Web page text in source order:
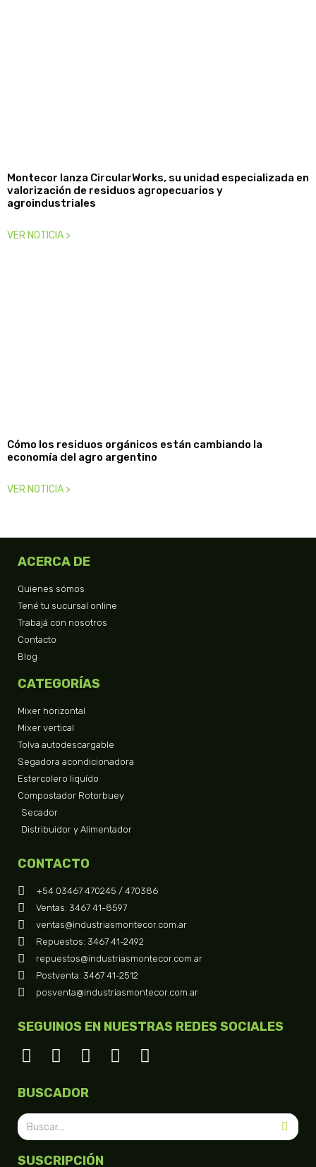
Montecor lanza CircularWorks, su unidad especializada en
valorización de residuos agropecuarios y
agroindustriales
VER NOTICIA >
Cómo los residuos orgánicos están cambiando la
economía del agro argentino
VER NOTICIA >
ACERCA DE
Quienes sómos
Tené tu sucursal online
Trabajá con nosotros
Contacto
Blog
CATEGORÍAS
Mixer horizontal
Mixer vertical
Tolva autodescargable
Segadora acondicionadora
Estercolero liquído
Compostador Rotorbuey
Secador
Distribuidor y Alimentador
CONTACTO
+54 03467 470245 / 470386
Ventas: 3467 41-8597
ventas@industriasmontecor.com.ar
Repuestos: 3467 41-2492
repuestos@industriasmontecor.com.ar
Postventa: 3467 41-2512
posventa@industriasmontecor.com.ar
SEGUINOS EN NUESTRAS REDES SOCIALES
BUSCADOR
SUSCRIPCIÓN